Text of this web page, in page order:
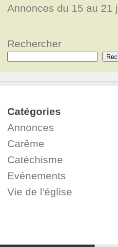
Annonces du 15 au 21
Rechercher
Catégories
Annonces
Carême
Catéchisme
Evénements
Vie de l'église